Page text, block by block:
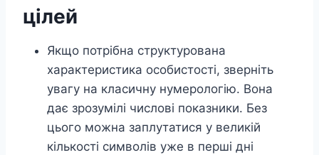
цілей
Якщо потрібна структурована
характеристика особистості, зверніть
увагу на класичну нумерологію. Вона
дає зрозумілі числові показники. Без
цього можна заплутатися у великій
кількості символів уже в перші дні